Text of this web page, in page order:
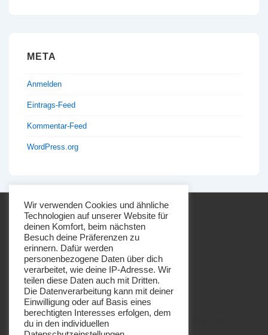
META
Anmelden
Eintrags-Feed
Kommentar-Feed
WordPress.org
Footer-
Menü
Impressum Datenschutz
Copyright © 2026 Imkerei Honigbrötchen
Wir verwenden Cookies und ähnliche
Technologien auf unserer Website für
deinen Komfort, beim nächsten
Besuch deine Präferenzen zu
erinnern. Dafür werden
personenbezogene Daten über dich
verarbeitet, wie deine IP-Adresse. Wir
teilen diese Daten auch mit Dritten.
Die Datenverarbeitung kann mit deiner
Einwilligung oder auf Basis eines
berechtigten Interesses erfolgen, dem
du in den individuellen